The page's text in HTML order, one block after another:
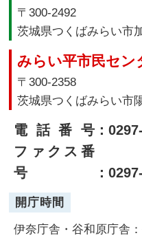
〒300-2492
茨城県つくばみらい市
みらい平市民セン
〒300-2358
茨城県つくばみらい市
電話番号：
ファクス番
号
：
開庁時間
伊奈庁舎・谷和原庁舎